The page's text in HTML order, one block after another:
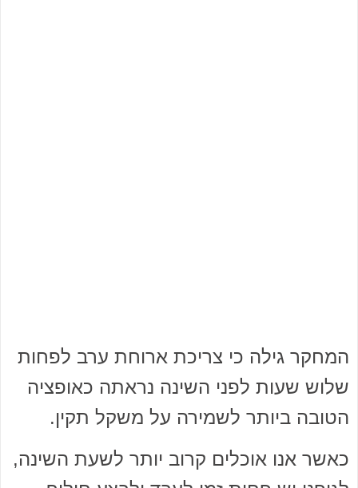
המחקר גילה כי צריכת ארוחת ערב לפחות
שלוש שעות לפני השינה נראתה כאופציה
הטובה ביותר לשמירה על משקל תקין.
כאשר אנו אוכלים קרוב יותר לשעת השינה,